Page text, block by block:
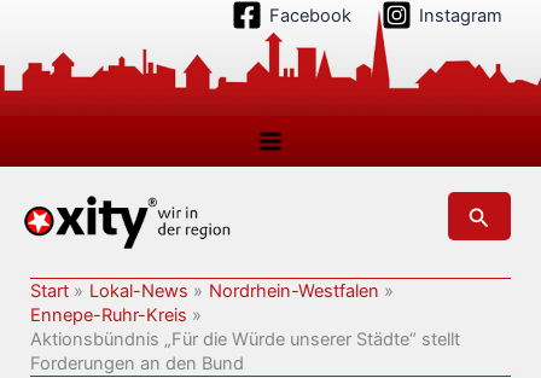
springen
Facebook Instagram
Suchen
Start Lokal-News
Nordrhein-Westfalen
Ennepe-Ruhr-Kreis
Aktionsbündnis „Für die Würde unserer Städte“ stellt
Forderungen an den Bund